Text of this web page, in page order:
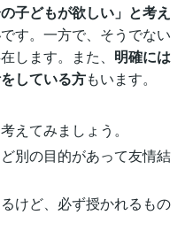
子どもが欲しい」と考え
です。一方で、そうでない
します。また、 明確には
している方もいます。
えてみましょう。
別の目的があって友情結
けど、必ず授かれるもの